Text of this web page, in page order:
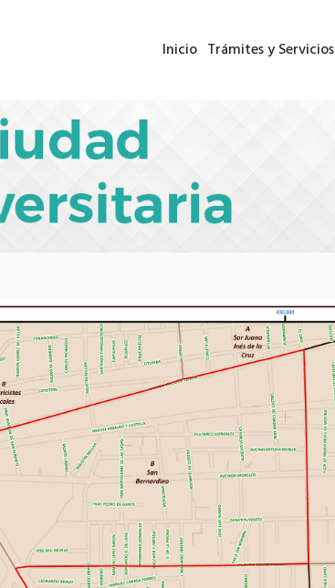
Inicio Trámites y Servicios